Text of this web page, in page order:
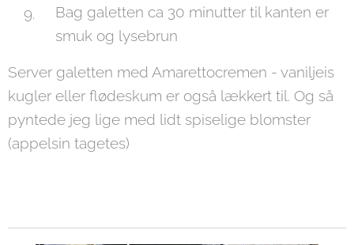
Bag galetten ca 30 minutter til kanten er
smuk og lysebrun
Server galetten med Amarettocremen - vaniljeis
kugler eller flødeskum er også lækkert til. Og så
pyntede jeg lige med lidt spiselige blomster
(appelsin tagetes)